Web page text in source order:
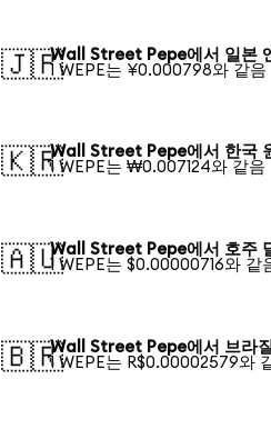
🇯🇵Wall Street Pepe에서 일본
1 WEPE는 ¥0.000798와 같음
🇰🇷Wall Street Pepe에서 한국
1 WEPE는 ₩0.007124와 같음
🇦🇺Wall Street Pepe에서 호주
1 WEPE는 $0.00000716와 같
🇧🇷Wall Street Pepe에서 브라
1 WEPE는 R$0.00002579와